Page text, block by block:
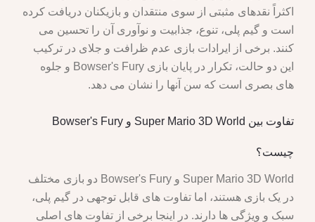
اکثراً نقدهای مثبتی از سوی منتقدان و بازیکنان دریافت کرده
است و گیم پلی، تنوع، جذابیت و نوآوری آن را تحسین می
کنند. برخی از ایرادات بازی عدم ظرافت و جلای در ترکیب
این دو حالت، تکرار در پایان بازی Bowser's Fury و جلوه
های بصری است که سن آنها را نشان می دهد.
تفاوت بین Super Mario 3D World و Bowser's Fury
چیست؟
Super Mario 3D World و Bowser's Fury دو بازی مختلف
در یک بازی هستند، اما تفاوت های قابل توجهی در گیم پلی،
سبک و ویژگی ها دارند. در اینجا برخی از تفاوت های اصلی